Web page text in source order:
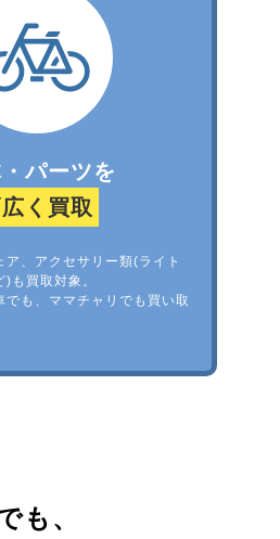
パーツを
く買取
ア、アクセサリー類(ライト
も買取対象。
でも、ママチャリでも買い取
も、